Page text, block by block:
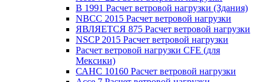
В 1991 Расчет ветровой нагрузки (Здания)
NBCC 2015 Расчет ветровой нагрузки
ЯВЛЯЕТСЯ 875 Расчет ветровой нагрузки
NSCP 2015 Расчет ветровой нагрузки
Расчет ветровой нагрузки CFE (для
Мексики)
САНС 10160 Расчет ветровой нагрузки